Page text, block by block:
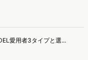
愛用者3タイプと選...